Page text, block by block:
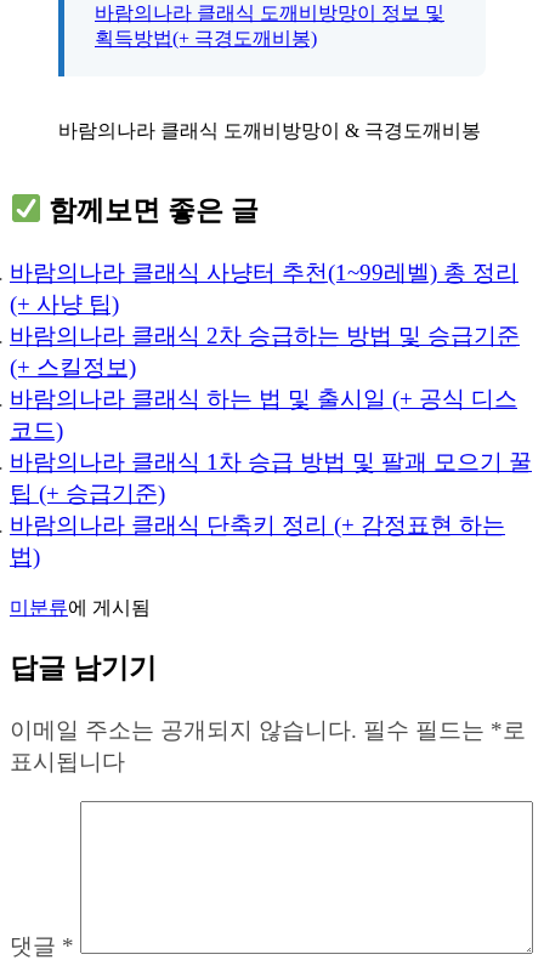
바람의나라 클래식 도깨비방망이 정보 및
획득방법(+ 극경도깨비봉)
바람의나라 클래식 도깨비방망이 & 극경도깨비봉
함께보면 좋은 글
바람의나라 클래식 사냥터 추천(1~99레벨) 총 정리
(+ 사냥 팁)
바람의나라 클래식 2차 승급하는 방법 및 승급기준
(+ 스킬정보)
바람의나라 클래식 하는 법 및 출시일 (+ 공식 디스
코드)
바람의나라 클래식 1차 승급 방법 및 팔괘 모으기 꿀
팁 (+ 승급기준)
바람의나라 클래식 단축키 정리 (+ 감정표현 하는
법)
미분류에 게시됨
답글 남기기
이메일 주소는 공개되지 않습니다. 필수 필드는 *로
표시됩니다
댓글 *